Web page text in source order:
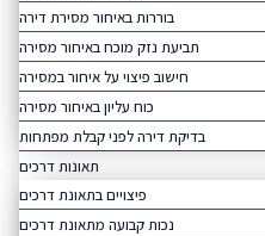
בוררות באיחור מסירת דירה
תביעת נזק מוכח באיחור מסירה
חישוב פיצוי על איחור במסירה
כוח עליון באיחור מסירה
בדיקת דירה לפני קבלת מפתחות
תאונות דרכים
פיצויים בתאונת דרכים
נכות קבועה מתאונת דרכים